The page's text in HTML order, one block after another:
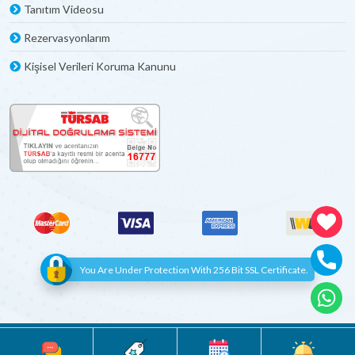
Tanıtım Videosu
Rezervasyonlarım
Kişisel Verileri Koruma Kanunu
You Are Under Protection With 256 Bit SSL Certificate.
© Copyright 2012 - 2022 | All Rights Reserved